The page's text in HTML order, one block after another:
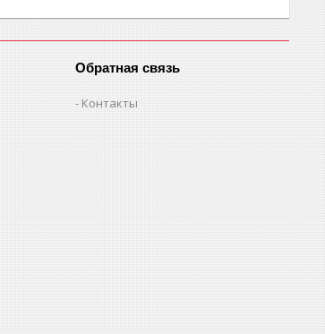
Обратная связь
Контакты